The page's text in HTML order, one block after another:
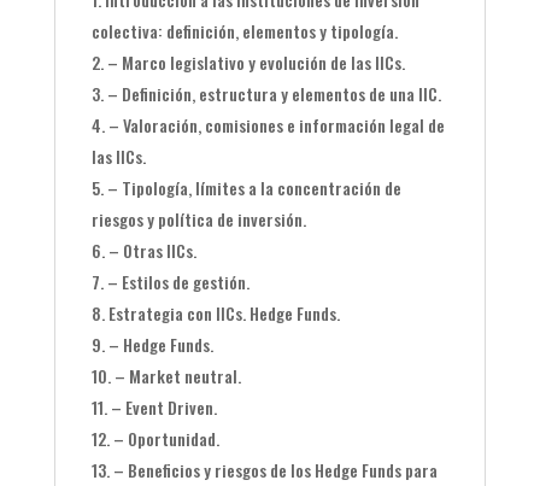
colectiva: definición, elementos y tipología.
– Marco legislativo y evolución de las IICs.
– Definición, estructura y elementos de una IIC.
– Valoración, comisiones e información legal de
las IICs.
– Tipología, límites a la concentración de
riesgos y política de inversión.
– Otras IICs.
– Estilos de gestión.
Estrategia con IICs. Hedge Funds.
– Hedge Funds.
– Market neutral.
– Event Driven.
– Oportunidad.
– Beneficios y riesgos de los Hedge Funds para